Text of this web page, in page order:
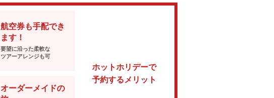
ホットホリデーで
予約するメリット
航空券も手配でき
ます！
要望に沿った柔軟な
ツアーアレンジも可
オーダーメイドの